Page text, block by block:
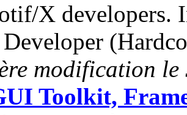
X developers.
modification le
Toolkit,